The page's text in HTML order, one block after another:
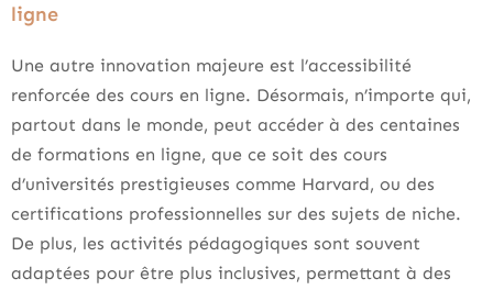
ligne
Une autre innovation majeure est l’accessibilité
renforcée des cours en ligne. Désormais, n’importe qui,
partout dans le monde, peut accéder à des centaines
de formations en ligne, que ce soit des cours
d’universités prestigieuses comme Harvard, ou des
certifications professionnelles sur des sujets de niche.
De plus, les activités pédagogiques sont souvent
adaptées pour être plus inclusives, permettant à des